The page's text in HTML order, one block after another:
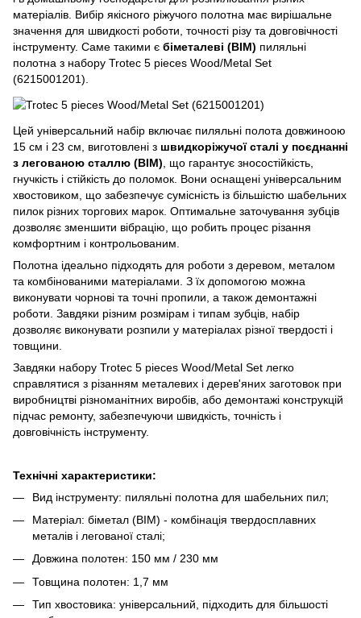
матеріалів. Вибір якісного ріжучого полотна має вирішальне
значення для швидкості роботи, точності різу та довговічності
інструменту. Саме такими є біметалеві (BIM) пиляльні
полотна з набору Trotec 5 pieces Wood/Metal Set
(6215001201).
Цей універсальний набір включає пиляльні полота довжиноою
15 см і 23 см, виготовлені з швидкоріжучої сталі у поєднанні
з легованою сталлю (BIM) , що гарантує зносостійкість,
гнучкість і стійкість до поломок. Вони оснащені універсальним
хвостовиком, що забезпечує сумісність із більшістю шабельних
пилок різних торгових марок. Оптимальне заточування зубців
дозволяє зменшити вібрацію, що робить процес різання
комфортним і контрольованим.
Полотна ідеально підходять для роботи з деревом, металом
та комбінованими матеріалами. З їх допомогою можна
виконувати чорнові та точні пропили, а також демонтажні
роботи. Завдяки різним розмірам і типам зубців, набір
дозволяє виконувати розпили у матеріалах різної твердості і
товщини.
Завдяки набору Trotec 5 pieces Wood/Metal Set легко
справлятися з різанням металевих і дерев'яних заготовок при
виробництві різноманітних виробів, або демонтажі конструкцій
підчас ремонту, забезпечуючи швидкість, точність і
довговічність інструменту.
Технічні характеристики:
Вид інструменту: пиляльні полотна для шабельних пил;
Матеріал: біметал (BIM) - комбінація твердосплавних
металів і легованої сталі;
Довжина полотен: 150 мм / 230 мм
Товщина полотен: 1,7 мм
Тип хвостовика: універсальний, підходить для більшості